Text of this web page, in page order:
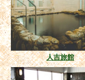
人吉旅館